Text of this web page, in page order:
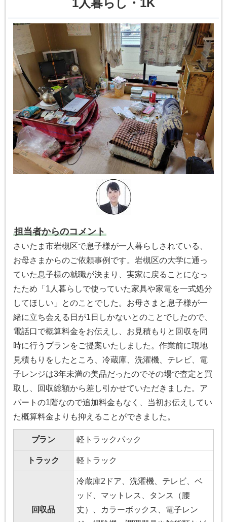
1人暮らし・1K
担当者からのコメント
さいたま市岩槻区で息子様が一人暮らしされている、
お母さまからのご依頼事例です。岩槻区の大学に通っ
ていた息子様の就職が決まり、実家に戻ることになっ
たため「1人暮らしで使っていた家具や家電を一式処分
してほしい」とのことでした。お母さまと息子様が一
緒に立ち会える日が1日しかないとのことでしたので、
電話口で概算料金をお伝えし、お見積もりと回収を同
時に行うプランをご提案いたしました。作業前に現地
見積もりをしたところ、冷蔵庫、洗濯機、テレビ、電
子レンジは3年未満の美品だったのでその場で査定と買
取し、回収総額から差し引かせていただきました。ア
パートの1階なので追加料金もなく、当初お伝えしてい
た概算料金よりも抑えることができました。
プラン 軽トラックパック
トラック 軽トラック
回収品
冷蔵庫2ドア、洗濯機、テレビ、ベ
ッド、マットレス、タンス（腰
丈）、カラーボックス、電子レン